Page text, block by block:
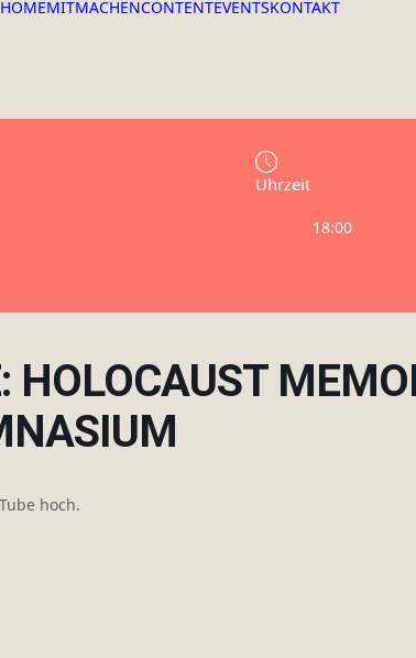
HOMEMITMACHENCONTENTEVENTSKONTAKT
Uhrzeit
18:00
HOLOCAUST
hoch.